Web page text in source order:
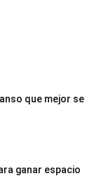
que mejor se
ganar espacio